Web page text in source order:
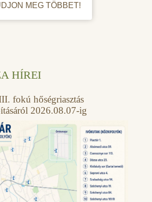
MEG TÖBBET!
HÍREI
fokú hőségriasztás
2026.08.07-ig